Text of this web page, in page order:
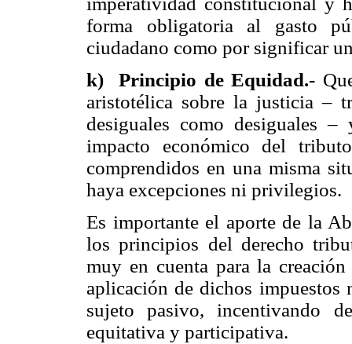
forma obligatoria al gasto
ciudadano como por significar
k) Principio de Equidad.-
aristotélica sobre la justicia –
desiguales como desiguales
impacto económico del
comprendidos en una misma
haya excepciones ni privilegios.
Es importante el aporte de la
los principios del derecho
muy en cuenta para la
aplicación de dichos impuestos
sujeto pasivo, incentivando
equitativa y participativa.